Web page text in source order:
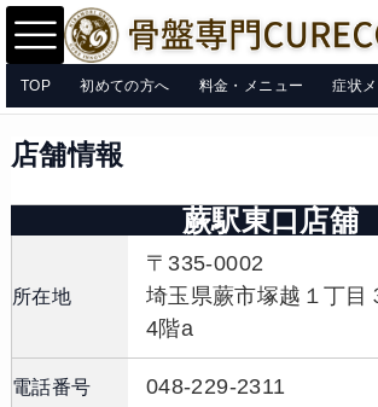
TOP 初めての方へ 料金・メニュー 症状
店舗情報
蕨駅東口店舖
所在地
〒335-0002
埼玉県蕨市塚越１丁目
4階a
電話番号 048-229-2311